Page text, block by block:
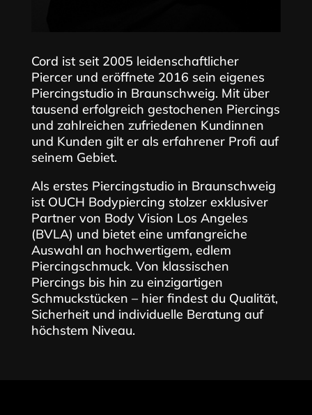
Cord ist seit 2005 leidenschaftlicher
Piercer und eröffnete 2016 sein eigenes
Piercingstudio in Braunschweig. Mit über
tausend erfolgreich gestochenen Piercings
und zahlreichen zufriedenen Kundinnen
und Kunden gilt er als erfahrener Profi auf
seinem Gebiet.
Als erstes Piercingstudio in Braunschweig
ist OUCH Bodypiercing stolzer exklusiver
Partner von Body Vision Los Angeles
(BVLA) und bietet eine umfangreiche
Auswahl an hochwertigem, edlem
Piercingschmuck. Von klassischen
Piercings bis hin zu einzigartigen
Schmuckstücken – hier findest du Qualität,
Sicherheit und individuelle Beratung auf
höchstem Niveau.